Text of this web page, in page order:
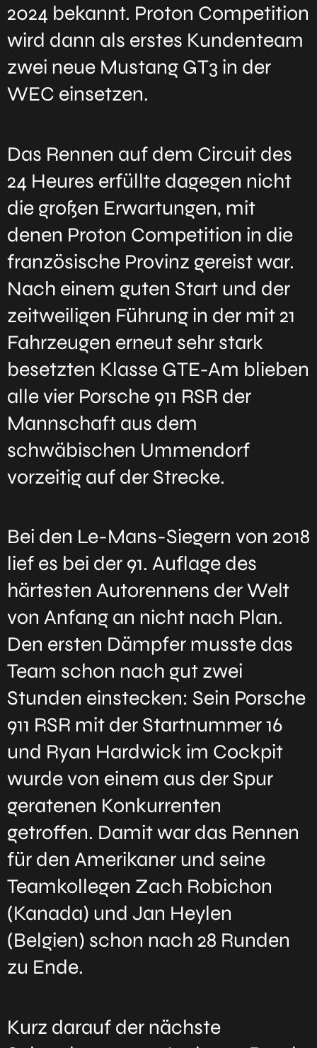
2024 bekannt. Proton Competition
wird dann als erstes Kundenteam
zwei neue Mustang GT3 in der
WEC einsetzen.
Das Rennen auf dem Circuit des
24 Heures erfüllte dagegen nicht
die großen Erwartungen, mit
denen Proton Competition in die
französische Provinz gereist war.
Nach einem guten Start und der
zeitweiligen Führung in der mit 21
Fahrzeugen erneut sehr stark
besetzten Klasse GTE-Am blieben
alle vier Porsche 911 RSR der
Mannschaft aus dem
schwäbischen Ummendorf
vorzeitig auf der Strecke.
Bei den Le-Mans-Siegern von 2018
lief es bei der 91. Auflage des
härtesten Autorennens der Welt
von Anfang an nicht nach Plan.
Den ersten Dämpfer musste das
Team schon nach gut zwei
Stunden einstecken: Sein Porsche
911 RSR mit der Startnummer 16
und Ryan Hardwick im Cockpit
wurde von einem aus der Spur
geratenen Konkurrenten
getroffen. Damit war das Rennen
für den Amerikaner und seine
Teamkollegen Zach Robichon
(Kanada) und Jan Heylen
(Belgien) schon nach 28 Runden
zu Ende.
Kurz darauf der nächste